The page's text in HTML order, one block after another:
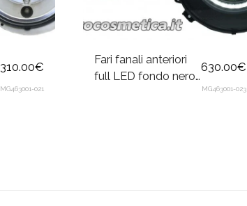
310.00€
MG463001-021
Fari fanali anteriori
full LED fondo nero
630.00€
MG463001-023